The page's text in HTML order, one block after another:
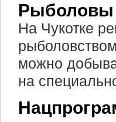
Рыболовы
На Чукотке
можно
на